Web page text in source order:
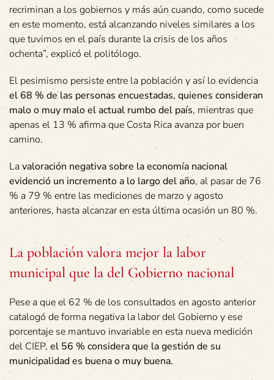
recriminan a los gobiernos y más aún cuando, como sucede
en este momento, está alcanzando niveles similares a los
que tuvimos en el país durante la crisis de los años
ochenta”, explicó el politólogo.
El pesimismo persiste entre la población y así lo evidencia
el 68 % de las personas encuestadas, quienes consideran
malo o muy malo el actual rumbo del país, mientras que
apenas el 13 % afirma que Costa Rica avanza por buen
camino.
Lavaloración negativa sobre la economía nacional
evidenció un incremento a lo largo del año, al pasar de 76
% a 79 % entre las mediciones de marzo y agosto
anteriores, hasta alcanzar en esta última ocasión un 80 %.
La población valora mejor la labor
municipal que la del Gobierno nacional
Pese a que el 62 % de los consultados en agosto anterior
catalogó de forma negativa la labor del Gobierno y ese
porcentaje se mantuvo invariable en esta nueva medición
del CIEP,el 56 % considera que la gestión de su
municipalidad es buena o muy buena.